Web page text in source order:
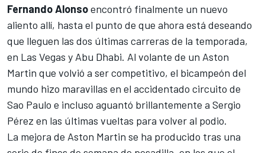
Fernando Alonsoencontró finalmente un nuevo
aliento allí, hasta el punto de que ahora está deseando
que lleguen las dos últimas carreras de la temporada,
en Las Vegas y Abu Dhabi. Al volante de un Aston
Martin que volvió a ser competitivo, el bicampeón del
mundo hizo maravillas en el accidentado circuito de
Sao Paulo e incluso aguantó brillantemente a Sergio
Pérez en las últimas vueltas para volver al podio.
La mejora de Aston Martin se ha producido tras una